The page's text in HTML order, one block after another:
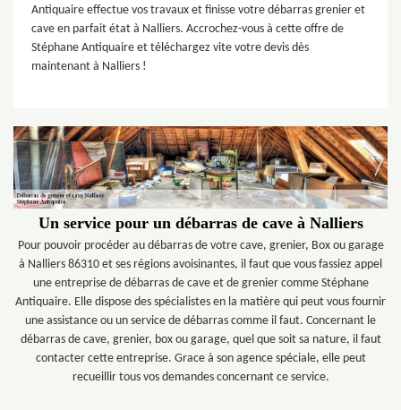
Antiquaire effectue vos travaux et finisse votre débarras grenier et
cave en parfait état à Nalliers. Accrochez-vous à cette offre de
Stéphane Antiquaire et téléchargez vite votre devis dès
maintenant à Nalliers !
Un service pour un débarras de cave à Nalliers
Pour pouvoir procéder au débarras de votre cave, grenier, Box ou garage
à Nalliers 86310 et ses régions avoisinantes, il faut que vous fassiez appel
une entreprise de débarras de cave et de grenier comme Stéphane
Antiquaire. Elle dispose des spécialistes en la matière qui peut vous fournir
une assistance ou un service de débarras comme il faut. Concernant le
débarras de cave, grenier, box ou garage, quel que soit sa nature, il faut
contacter cette entreprise. Grace à son agence spéciale, elle peut
recueillir tous vos demandes concernant ce service.